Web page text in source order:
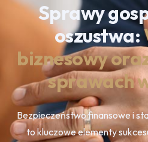
Sprawy
oszustwa:
biznesowy
sprawach
Bezpieczeństwo finansowe i
to kluczowe elementy